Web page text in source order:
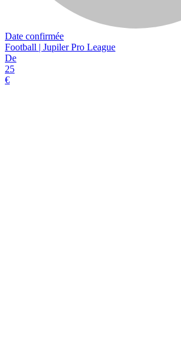
Date confirmée
Football | Jupiler Pro League
De
25
€